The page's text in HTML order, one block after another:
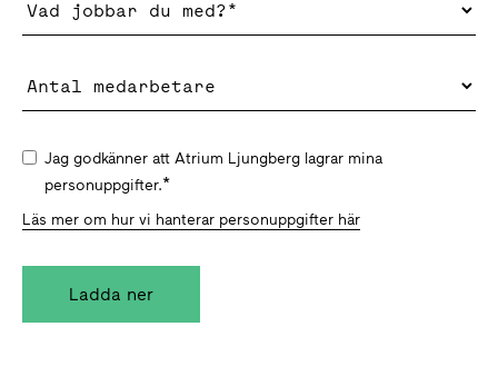
Jag godkänner att Atrium Ljungberg lagrar mina
personuppgifter.*
Läs mer om hur vi hanterar personuppgifter här